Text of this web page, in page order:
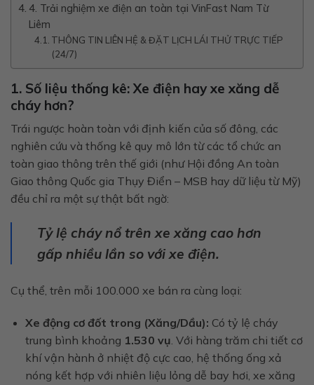
4. Trải nghiệm xe điện an toàn tại VinFast Nam Từ
Liêm
THÔNG TIN LIÊN HỆ & ĐẶT LỊCH LÁI THỬ TRỰC TIẾP
(24/7)
1. Số liệu thống kê: Xe điện hay xe xăng dễ
cháy hơn?
Trái ngược hoàn toàn với định kiến của số đông, các
nghiên cứu và thống kê quy mô lớn từ các tổ chức an
toàn giao thông trên thế giới (như Hội đồng An toàn
Giao thông Quốc gia Thụy Điển – MSB hay dữ liệu từ Mỹ)
đều chỉ ra một sự thật bất ngờ:
Tỷ lệ cháy nổ trên xe xăng cao hơn
gấp nhiều lần so với xe điện.
Cụ thể, trên mỗi 100.000 xe bán ra cùng loại:
Xe động cơ đốt trong (Xăng/Dầu): Có tỷ lệ cháy
trung bình khoảng 1.530 vụ. Với hàng trăm chi tiết cơ
khí vận hành ở nhiệt độ cực cao, hệ thống ống xả
nóng kết hợp với nhiên liệu lỏng dễ bay hơi, xe xăng